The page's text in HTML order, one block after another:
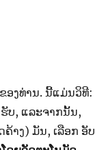
ອງທ່ານ. ​ນີ້​ແມ່ນ​ວິທີ:
ບ,​ ແລະຈາກນັ້ນ,
າງ) ມັນ, ເລືອກ ອັບ